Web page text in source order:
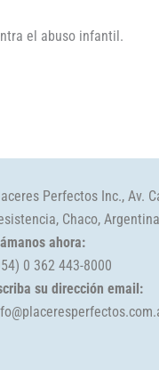
el abuso infantil.
Perfectos Inc., Av.
Chaco, Argentina
ahora:
0 362 443-8000
su dirección email: